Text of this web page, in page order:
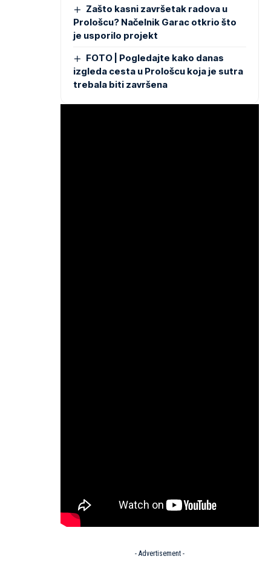
Zašto kasni završetak radova u
Prološcu? Načelnik Garac otkrio što
je usporilo projekt
FOTO | Pogledajte kako danas
izgleda cesta u Prološcu koja je sutra
trebala biti završena
- Advertisement -